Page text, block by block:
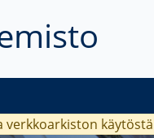
verkkoarkiston